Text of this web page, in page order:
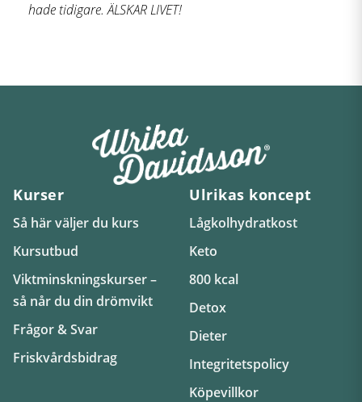
hade tidigare. ÄLSKAR LIVET!
Kurser
Så här väljer du kurs
Kursutbud
Viktminskningskurser –
så når du din drömvikt
Frågor & Svar
Friskvårdsbidrag
Ulrikas koncept
Lågkolhydratkost
Keto
800 kcal
Detox
Dieter
Integritetspolicy
Köpevillkor